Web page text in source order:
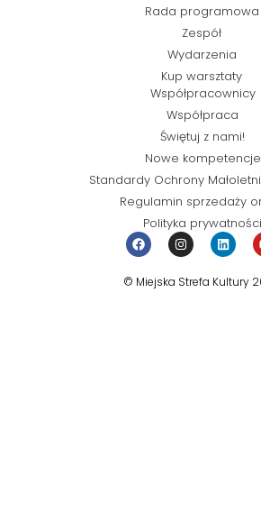
Rada programowa
Zespół
Wydarzenia
Kup warsztaty
Współpracownicy
Współpraca
Świętuj z nami!
Nowe kompetencje
Standardy Ochrony
Regulamin sprzedaży
Polityka prywatności
© Miejska Strefa Kultury